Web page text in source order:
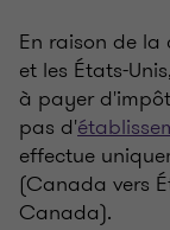
En raison de
et les États-
à payer
pas d'
effectue
(Canada vers
Canada).